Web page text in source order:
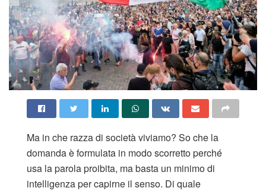
Ma in che razza di società viviamo? So che la
domanda è formulata in modo scorretto perché
usa la parola proibita, ma basta un minimo di
intelligenza per capirne il senso. Di quale